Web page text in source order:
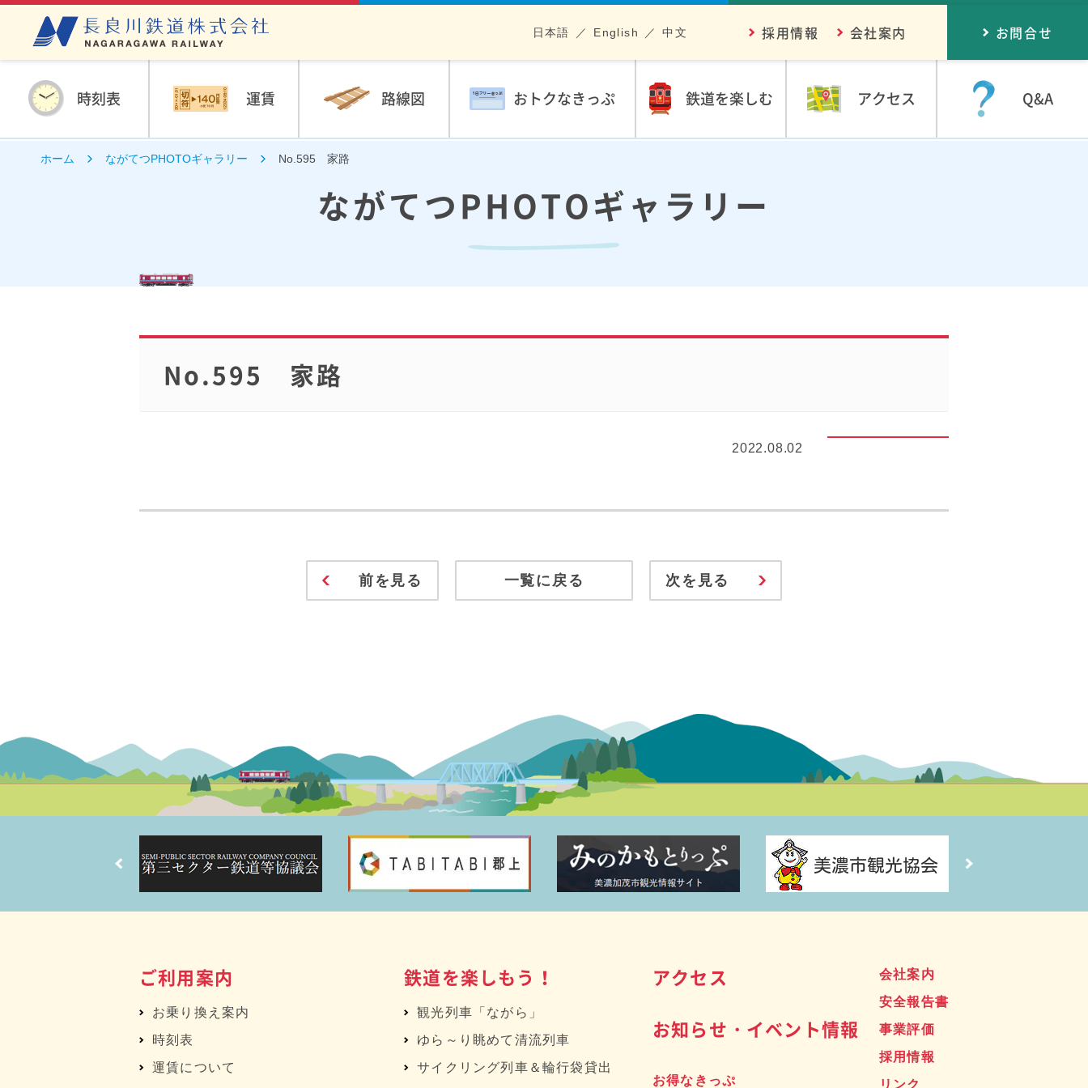
時刻表 運賃 路線図 おトクなきっぷ 鉄道を楽しむ アクセス Q&A
採用情報 会社案内
日本語 English 中文 お問合せ
ホーム ながてつPHOTOギャラリー No.595 家路
ながてつPHOTOギャラリー
No.595 家路
2022.08.02
前を見る 一覧に戻る 次を見る
ご利用案内
お乗り換え案内
時刻表
運賃について
鉄道を楽しもう！
観光列車「ながら」
ゆら～り眺めて清流列車
サイクリング列車＆輪行袋貸出
アクセス
お知らせ・イベント情報
お得なきっぷ
会社案内
安全報告書
事業評価
採用情報
リンク